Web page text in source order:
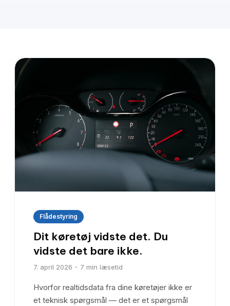
Flådestyring
Dit køretøj vidste det. Du
vidste det bare ikke.
7. april 2026 7 min læsetid
Hvorfor realtidsdata fra dine køretøjer ikke er
et teknisk spørgsmål — det er et spørgsmål